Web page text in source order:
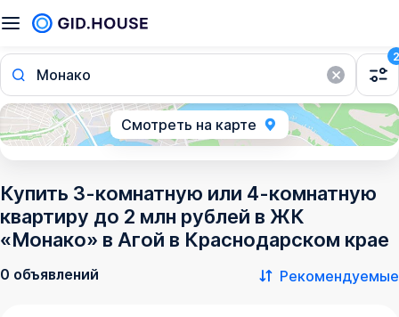
Монако
2
Смотреть на карте
Купить 3-комнатную или 4-комнатную
квартиру до 2 млн рублей в ЖК
«Монако» в Агой в Краснодарском крае
0 объявлений Рекомендуемые